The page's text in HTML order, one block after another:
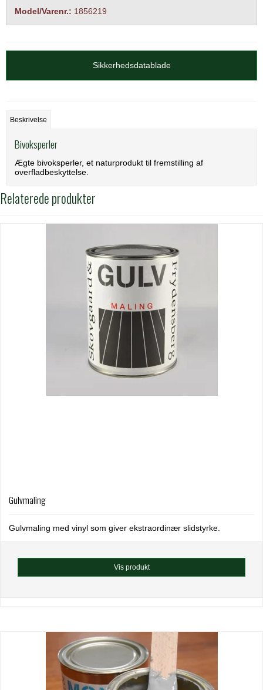
Model/Varenr.: 1856219
Sikkerhedsdatablade
Beskrivelse
Bivoksperler
Ægte bivoksperler, et naturprodukt til fremstilling af
overfladbeskyttelse.
Relaterede produkter
Gulvmaling
Gulvmaling med vinyl som giver ekstraordinær slidstyrke.
Vis produkt